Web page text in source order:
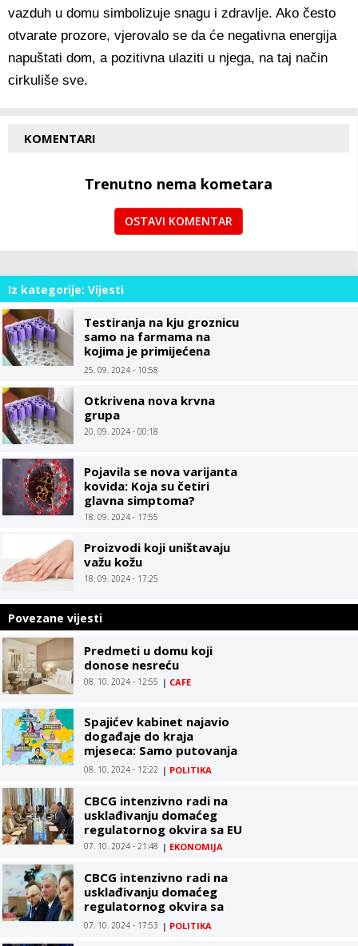
vazduh u domu simbolizuje snagu i zdravlje. Ako često
otvarate prozore, vjerovalo se da će negativna energija
napuštati dom, a pozitivna ulaziti u njega, na taj način
cirkuliše sve.
KOMENTARI
Trenutno nema kometara
OSTAVI KOMENTAR
Iz kategorije: Vijesti
Testiranja na kju groznicu
samo na farmama na
kojima je primijećena
određena patologija
25. 09. 2024 - 10:58
Otkrivena nova krvna
grupa
20. 09. 2024 - 00:18
Pojavila se nova varijanta
kovida: Koja su četiri
glavna simptoma?
18. 09. 2024 - 17:55
Proizvodi koji uništavaju
važu kožu
18. 09. 2024 - 17:25
Povezane vijesti
Predmeti u domu koji
donose nesreću
08. 10. 2024 - 12:55 | CAFE
Spajićev kabinet najavio
događaje do kraja
mjeseca: Samo putovanja
ministara, Vlada kao
turistička agencija
08. 10. 2024 - 12:22 | POLITIKA
CBCG intenzivno radi na
usklađivanju domaćeg
regulatornog okvira sa EU
07. 10. 2024 - 21:48 | EKONOMIJA
CBCG intenzivno radi na
usklađivanju domaćeg
regulatornog okvira sa
pravnom tekovinom EU
07. 10. 2024 - 17:53 | POLITIKA